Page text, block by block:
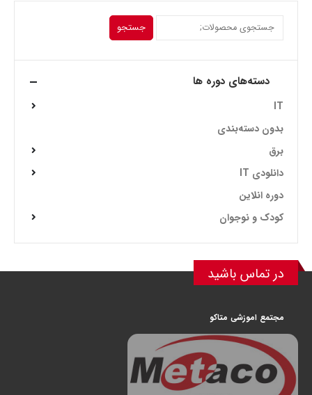
جستجو
دسته‌های دوره ها
IT
بدون دسته‌بندی
برق
دانلودی IT
دوره انلاین
کودک و نوجوان
در تماس باشید
مجتمع اموزشی متاکو